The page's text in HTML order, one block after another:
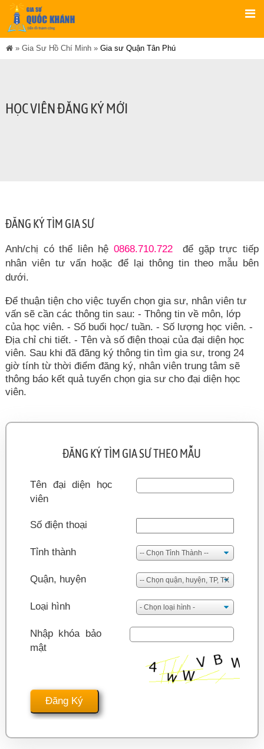
» Gia Sư Hồ Chí Minh » Gia sư Quận Tân Phú
HỌC VIÊN ĐĂNG KÝ MỚI
ĐĂNG KÝ TÌM GIA SƯ
Anh/chị có thể liên hệ 0868.710.722
để gặp trực tiếp
nhân viên tư vấn hoặc để lại thông tin theo mẫu bên
dưới.
Để thuận tiện cho việc tuyển chọn gia sư, nhân viên tư
vấn sẽ cần các thông tin sau: - Thông tin về môn, lớp
của học viên. - Số buổi học/ tuần. - Số lượng học viên. -
Địa chỉ chi tiết. - Tên và số điện thoại của đại diện học
viên. Sau khi đã đăng ký thông tin tìm gia sư, trong 24
giờ tính từ thời điểm đăng ký, nhân viên trung tâm sẽ
thông báo kết quả tuyển chọn gia sư cho đại diện học
viên.
ĐĂNG KÝ TÌM GIA SƯ THEO MẪU
Tên đại diện học
viên
Số điện thoại
Tỉnh thành
Quận, huyện
Loại hình
Nhập khóa bảo
mật